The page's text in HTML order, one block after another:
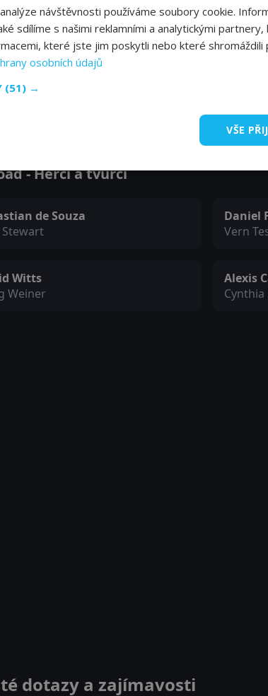
- Herci a tvůrci
de Souza
Stewart
Daniel
Vern
Witts
Weiner
Alexis
dotazy a zajímavosti
návštěvnosti používáme soubory cookie.
sdílíme s našimi reklamními a analytickými
které jste jim poskytli nebo které shromáždili
osobních údajů
(51) →
VŠE